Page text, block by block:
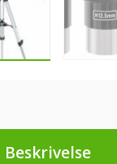
Beskrivelse